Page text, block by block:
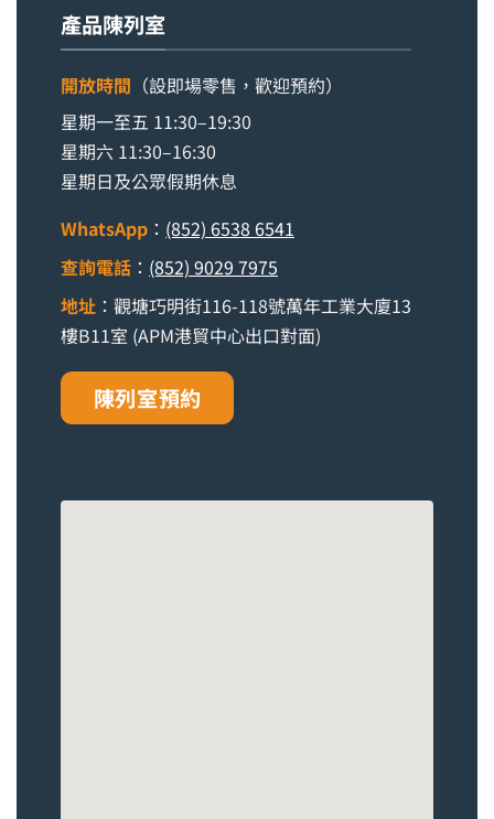
產品陳列室
開放時間 （設即場零售，歡迎預約）
星期一至五 11:30–19:30
星期六 11:30–16:30
星期日及公眾假期休息
WhatsApp ： (852) 6538 6541
查詢電話 ： (852) 9029 7975
地址 ：觀塘巧明街116-118號萬年工業大廈13
樓B11室 (APM港貿中心出口對面)
陳列室預約